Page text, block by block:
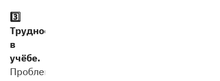
3️⃣
Трудности
в
учёбе.
Проблемы